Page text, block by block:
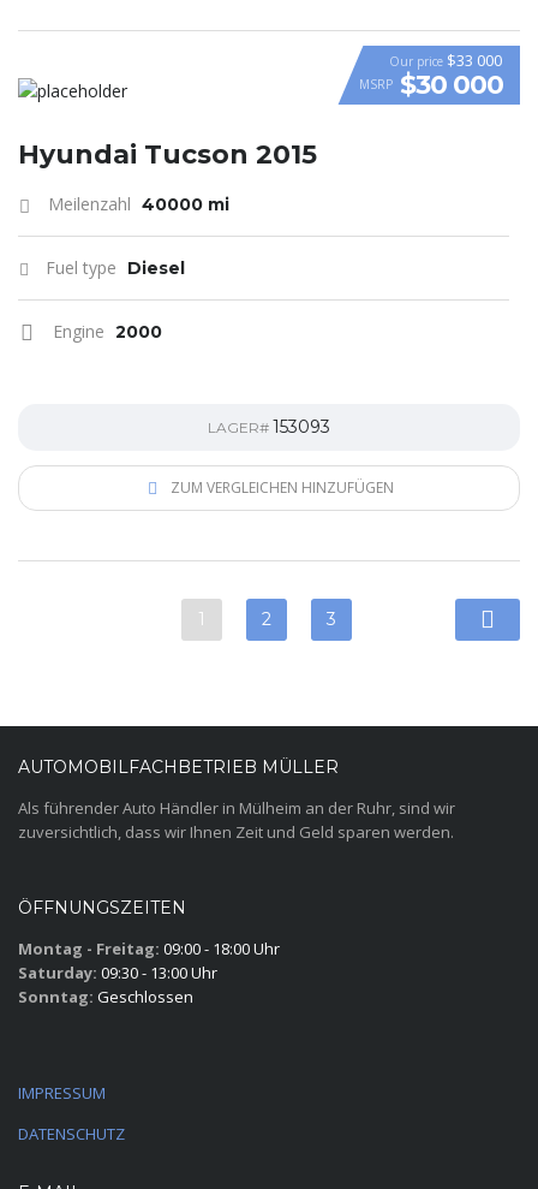
VIDEO
Our price $33 000
MSRP $30 000
Hyundai Tucson 2015
Meilenzahl 40000 mi
Fuel type Diesel
Engine 2000
LAGER# 153093
ZUM VERGLEICHEN HINZUFÜGEN
1 2 3
AUTOMOBILFACHBETRIEB MÜLLER
Als führender Auto Händler in Mülheim an der Ruhr, sind wir
zuversichtlich, dass wir Ihnen Zeit und Geld sparen werden.
ÖFFNUNGSZEITEN
Montag - Freitag: 09:00 - 18:00 Uhr
Saturday: 09:30 - 13:00 Uhr
Sonntag: Geschlossen
IMPRESSUM
DATENSCHUTZ